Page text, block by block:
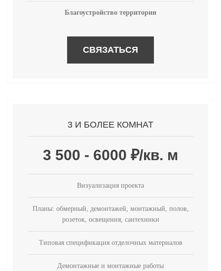
Благоустройство территории
СВЯЗАТЬСЯ
3 И БОЛЕЕ КОМНАТ
3 500 - 6000 ₽/кв. м
Визуализация проекта
Планы: обмерный, демонтажей, монтажный, полов,
розеток, освещения, сантехники
Типовая спецификация отделочных материалов
Демонтажные и монтажные работы